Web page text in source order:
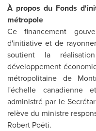
À propos du Fonds
métropole
Ce financement
d'initiative et de
soutient la
développement
métropolitaine de
l'échelle canadienne
administré par le
relève du ministre
Robert Poëti.